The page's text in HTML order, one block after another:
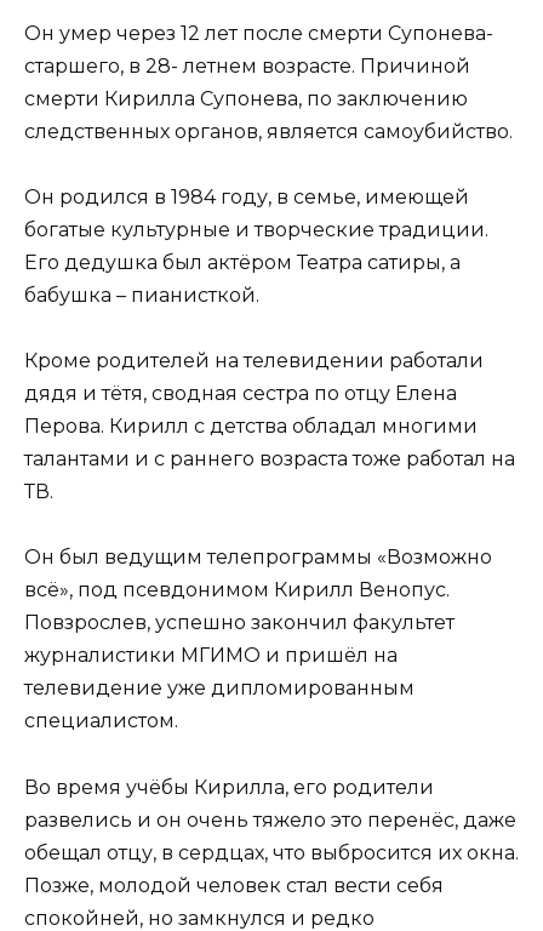
Он умер через 12 лет после смерти Супонева-
старшего, в 28- летнем возрасте. Причиной
смерти Кирилла Супонева, по заключению
следственных органов, является самоубийство.
Он родился в 1984 году, в семье, имеющей
богатые культурные и творческие традиции.
Его дедушка был актёром Театра сатиры, а
бабушка – пианисткой.
Кроме родителей на телевидении работали
дядя и тётя, сводная сестра по отцу Елена
Перова. Кирилл с детства обладал многими
талантами и с раннего возраста тоже работал на
ТВ.
Он был ведущим телепрограммы «Возможно
всё», под псевдонимом Кирилл Венопус.
Повзрослев, успешно закончил факультет
журналистики МГИМО и пришёл на
телевидение уже дипломированным
специалистом.
Во время учёбы Кирилла, его родители
развелись и он очень тяжело это перенёс, даже
обещал отцу, в сердцах, что выбросится их окна.
Позже, молодой человек стал вести себя
спокойней, но замкнулся и редко